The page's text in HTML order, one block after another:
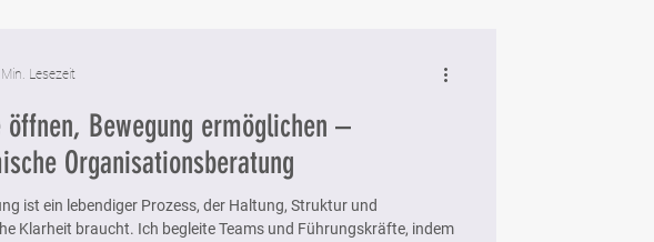
öffnen, Bewegung ermöglichen –
Organisationsberatung
ist ein lebendiger Prozess, der Haltung, Struktur und
Klarheit braucht. Ich begleite Teams und Führungskräfte, indem
Lesezeit